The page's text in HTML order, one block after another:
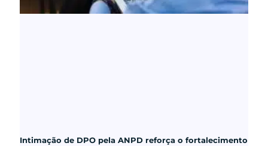
Intimação de DPO pela ANPD reforça o fortalecimento